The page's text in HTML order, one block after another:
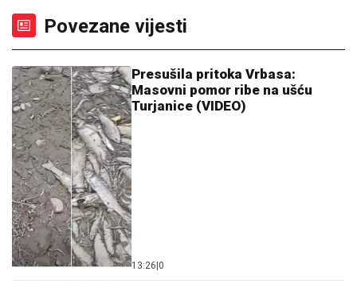
Povezane vijesti
Presušila pritoka Vrbasa:
Masovni pomor ribe na ušću
Turjanice (VIDEO)
13:26|0